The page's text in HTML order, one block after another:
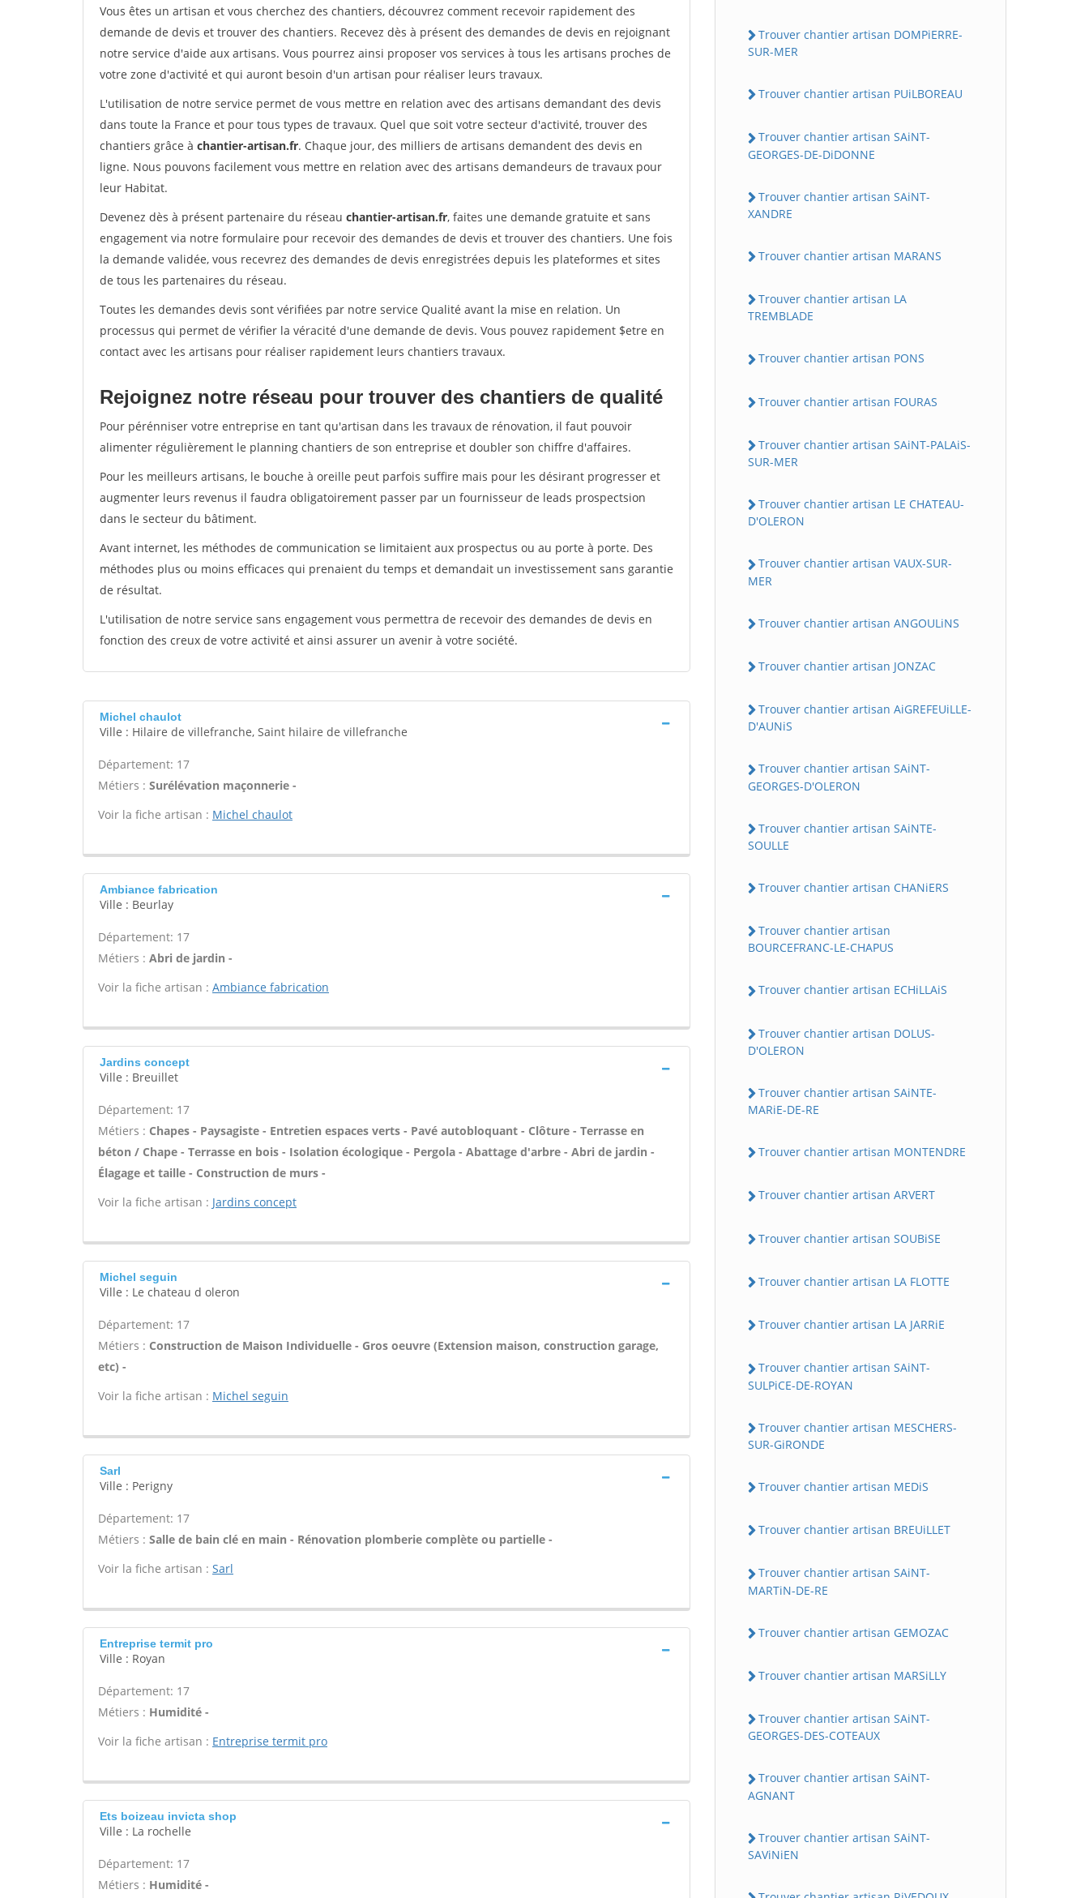
Vous êtes un artisan et vous cherchez des chantiers, découvrez comment recevoir rapidement des
demande de devis et trouver des chantiers. Recevez dès à présent des demandes de devis en rejoignant
notre service d'aide aux artisans. Vous pourrez ainsi proposer vos services à tous les artisans proches de
votre zone d'activité et qui auront besoin d'un artisan pour réaliser leurs travaux.
L'utilisation de notre service permet de vous mettre en relation avec des artisans demandant des devis
dans toute la France et pour tous types de travaux. Quel que soit votre secteur d'activité, trouver des
chantiers grâce à chantier-artisan.fr. Chaque jour, des milliers de artisans demandent des devis en
ligne. Nous pouvons facilement vous mettre en relation avec des artisans demandeurs de travaux pour
leur Habitat.
Devenez dès à présent partenaire du réseau chantier-artisan.fr, faites une demande gratuite et sans
engagement via notre formulaire pour recevoir des demandes de devis et trouver des chantiers. Une fois
la demande validée, vous recevrez des demandes de devis enregistrées depuis les plateformes et sites
de tous les partenaires du réseau.
Toutes les demandes devis sont vérifiées par notre service Qualité avant la mise en relation. Un
processus qui permet de vérifier la véracité d'une demande de devis. Vous pouvez rapidement $etre en
contact avec les artisans pour réaliser rapidement leurs chantiers travaux.
Rejoignez notre réseau pour trouver des chantiers de qualité
Pour pérénniser votre entreprise en tant qu'artisan dans les travaux de rénovation, il faut pouvoir
alimenter régulièrement le planning chantiers de son entreprise et doubler son chiffre d'affaires.
Pour les meilleurs artisans, le bouche à oreille peut parfois suffire mais pour les désirant progresser et
augmenter leurs revenus il faudra obligatoirement passer par un fournisseur de leads prospectsion
dans le secteur du bâtiment.
Avant internet, les méthodes de communication se limitaient aux prospectus ou au porte à porte. Des
méthodes plus ou moins efficaces qui prenaient du temps et demandait un investissement sans garantie
de résultat.
L'utilisation de notre service sans engagement vous permettra de recevoir des demandes de devis en
fonction des creux de votre activité et ainsi assurer un avenir à votre société.
Michel chaulot
Ville : Hilaire de villefranche, Saint hilaire de villefranche
Département: 17
Métiers : Surélévation maçonnerie -
Voir la fiche artisan : Michel chaulot
Ambiance fabrication
Ville : Beurlay
Département: 17
Métiers : Abri de jardin -
Voir la fiche artisan : Ambiance fabrication
Jardins concept
Ville : Breuillet
Département: 17
Métiers : Chapes - Paysagiste - Entretien espaces verts - Pavé autobloquant - Clôture - Terrasse en
béton / Chape - Terrasse en bois - Isolation écologique - Pergola - Abattage d'arbre - Abri de jardin -
Élagage et taille - Construction de murs -
Voir la fiche artisan : Jardins concept
Michel seguin
Ville : Le chateau d oleron
Département: 17
Métiers : Construction de Maison Individuelle - Gros oeuvre (Extension maison, construction garage,
etc) -
Voir la fiche artisan : Michel seguin
Sarl
Ville : Perigny
Département: 17
Métiers : Salle de bain clé en main - Rénovation plomberie complète ou partielle -
Voir la fiche artisan : Sarl
Entreprise termit pro
Ville : Royan
Département: 17
Métiers : Humidité -
Voir la fiche artisan : Entreprise termit pro
Ets boizeau invicta shop
Ville : La rochelle
Département: 17
Métiers : Humidité -
Trouver chantier artisan DOMPiERRE-
SUR-MER
Trouver chantier artisan PUiLBOREAU
Trouver chantier artisan SAiNT-
GEORGES-DE-DiDONNE
Trouver chantier artisan SAiNT-
XANDRE
Trouver chantier artisan MARANS
Trouver chantier artisan LA
TREMBLADE
Trouver chantier artisan PONS
Trouver chantier artisan FOURAS
Trouver chantier artisan SAiNT-PALAiS-
SUR-MER
Trouver chantier artisan LE CHATEAU-
D'OLERON
Trouver chantier artisan VAUX-SUR-
MER
Trouver chantier artisan ANGOULiNS
Trouver chantier artisan JONZAC
Trouver chantier artisan AiGREFEUiLLE-
D'AUNiS
Trouver chantier artisan SAiNT-
GEORGES-D'OLERON
Trouver chantier artisan SAiNTE-
SOULLE
Trouver chantier artisan CHANiERS
Trouver chantier artisan
BOURCEFRANC-LE-CHAPUS
Trouver chantier artisan ECHiLLAiS
Trouver chantier artisan DOLUS-
D'OLERON
Trouver chantier artisan SAiNTE-
MARiE-DE-RE
Trouver chantier artisan MONTENDRE
Trouver chantier artisan ARVERT
Trouver chantier artisan SOUBiSE
Trouver chantier artisan LA FLOTTE
Trouver chantier artisan LA JARRiE
Trouver chantier artisan SAiNT-
SULPiCE-DE-ROYAN
Trouver chantier artisan MESCHERS-
SUR-GiRONDE
Trouver chantier artisan MEDiS
Trouver chantier artisan BREUiLLET
Trouver chantier artisan SAiNT-
MARTiN-DE-RE
Trouver chantier artisan GEMOZAC
Trouver chantier artisan MARSiLLY
Trouver chantier artisan SAiNT-
GEORGES-DES-COTEAUX
Trouver chantier artisan SAiNT-
AGNANT
Trouver chantier artisan SAiNT-
SAViNiEN